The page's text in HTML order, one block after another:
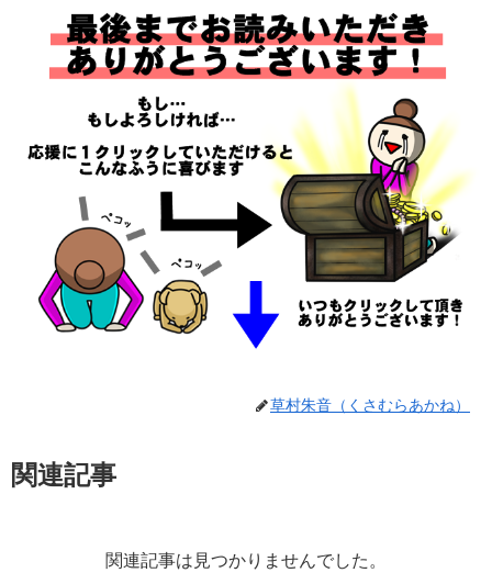
草村朱音（くさむらあかね）
関連記事
関連記事は見つかりませんでした。